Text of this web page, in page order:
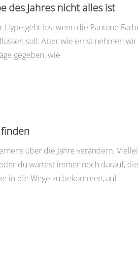
des Jahres nicht alles ist
Hype geht los, wenn die Pantone
soll. Aber wie ernst nehmen
gegeben, wie
über die Jahre verändern.
du wartest immer noch darauf,
in die Wege zu bekommen, auf